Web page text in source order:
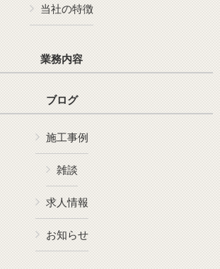
当社の特徴
業務内容
ブログ
施工事例
雑談
求人情報
お知らせ